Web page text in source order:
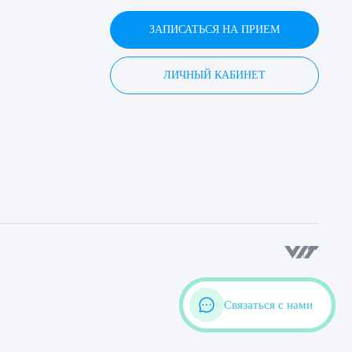
ЗАПИСАТЬСЯ НА ПРИЕМ
ЛИЧНЫЙ КАБИНЕТ
Связаться с нами